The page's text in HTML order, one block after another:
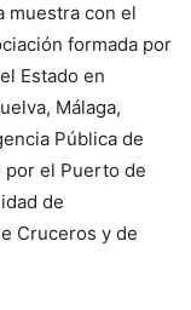
muestra con el
formada por
Estado en
Málaga,
Pública de
por el Puerto de
de
Cruceros y de